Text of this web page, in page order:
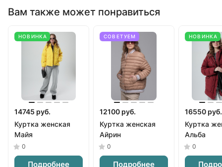
Вам также может понравиться
НОВИНКА
14745 руб.
Куртка женская
Майя
0
Подробнее
СОВЕТУЕМ
12100 руб.
Куртка женская
Айрин
0
Подробнее
НОВИНКА
16550 руб.
Куртка
Альба
0